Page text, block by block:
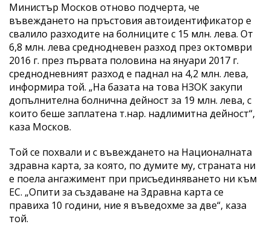
Министър Москов отново подчерта, че
въвеждането на пръстовия автоидентификатор е
свалило разходите на болниците с 15 млн. лева. От
6,8 млн. лева среднодневен разход през октомври
2016 г. през първата половина на януари 2017 г.
среднодневният разход е паднал на 4,2 млн. лева,
информира той. „На базата на това НЗОК закупи
допълнителна болнична дейност за 19 млн. лева, с
които беше заплатена т.нар. надлимитна дейност“,
каза Москов.
Той се похвали и с въвеждането на Националната
здравна карта, за която, по думите му, страната ни
е поела ангажимент при присъединяването ни към
ЕС. „Опити за създаване на Здравна карта се
правиха 10 години, ние я въведохме за две“, каза
той.